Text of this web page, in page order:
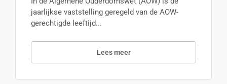
jaarlijkse vaststelling geregeld van de AOW-
gerechtigde leeftijd...
Lees meer